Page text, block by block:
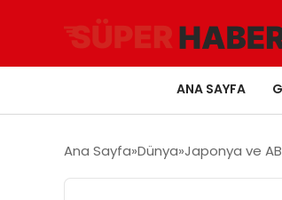
ANA SAYFA
Ana Sayfa Dünya Japonya ve